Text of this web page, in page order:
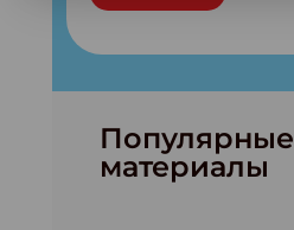
Популярные
материалы